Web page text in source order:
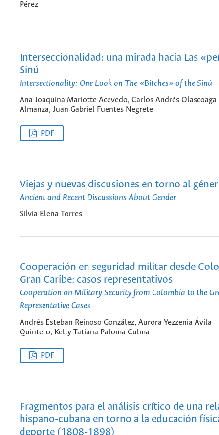
Pérez
Interseccionalidad: una mirada hacia Las
Sinú
Intersectionality: One Look on The «Bitches» of the Sinú
Ana Joaquina Mariotte Acevedo, Carlos Andrés Olascoaga
Almanza, Juan Gabriel Fuentes Negrete
PDF
Viejas y nuevas discusiones en torno al
Ancient and Recent Discussions About Gender
Silvia Elena Torres
Cooperación en seguridad militar desde
Gran Caribe: casos representativos
Cooperation on Military Security from Colombia to the
Representative Cases
Andrés Esteban Reinoso González, Aurora Yezzenia Ávila
Quintero, Kelly Tatiana Paloma Culma
PDF
Fragmentos para el análisis crítico de una
hispano-cubana en torno a la educación
deporte (1808-1898)